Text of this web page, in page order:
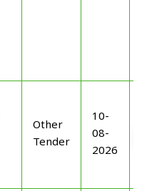
Other
Tender
10-
08-
2026